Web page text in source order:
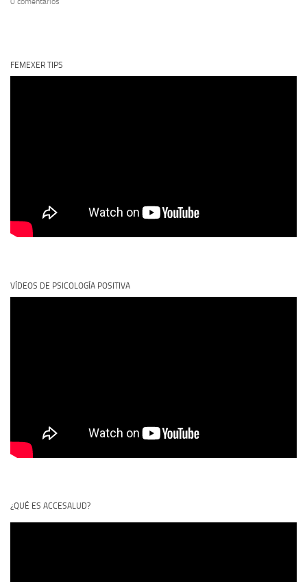
FEMEXER TIPS
VÍDEOS DE PSICOLOGÍA POSITIVA
¿QUÉ ES ACCESALUD?